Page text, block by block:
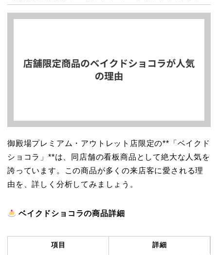
御殿場プレミアム・アウトレット店限定の**「ベイクド
ショコラ」**は、同店舗の看板商品として絶大な人気を
誇っています。この商品が多くの来店客に愛される理
由を、詳しく分析してみましょう。
ベイクドショコラの商品詳細
項目 詳細